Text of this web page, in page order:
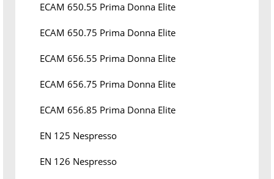
ECAM 650.55 Prima Donna Elite
ECAM 650.75 Prima Donna Elite
ECAM 656.55 Prima Donna Elite
ECAM 656.75 Prima Donna Elite
ECAM 656.85 Prima Donna Elite
EN 125 Nespresso
EN 126 Nespresso